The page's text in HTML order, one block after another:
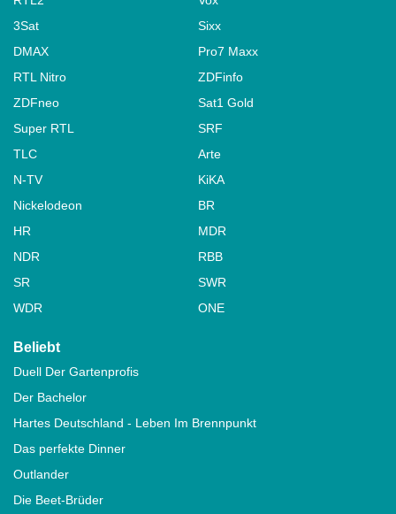
3Sat
Sixx
DMAX
Pro7 Maxx
RTL Nitro
ZDFinfo
ZDFneo
Sat1 Gold
Super RTL
SRF
TLC
Arte
N-TV
KiKA
Nickelodeon
BR
HR
MDR
NDR
RBB
SR
SWR
WDR
ONE
Beliebt
Duell Der Gartenprofis
Der Bachelor
Hartes Deutschland - Leben Im Brennpunkt
Das perfekte Dinner
Outlander
Die Beet-Brüder